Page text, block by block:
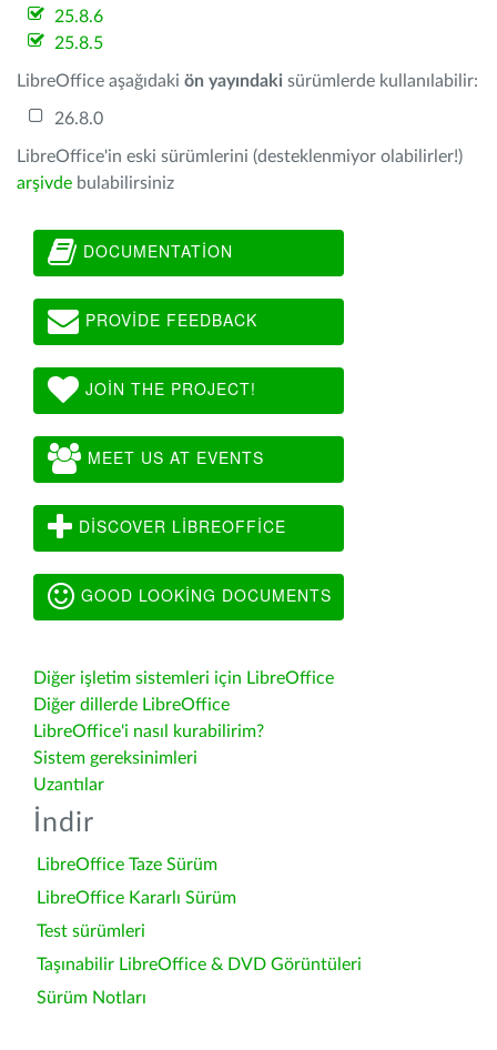
25.8.6
25.8.5
LibreOffice aşağıdaki ön yayındaki sürümlerde kullanılabilir:
26.8.0
LibreOffice'in eski sürümlerini (desteklenmiyor olabilirler!)
arşivde bulabilirsiniz
DOCUMENTATION
PROVIDE FEEDBACK
JOIN THE PROJECT!
MEET US AT EVENTS
DISCOVER LIBREOFFICE
GOOD LOOKING DOCUMENTS
Diğer işletim sistemleri için LibreOffice
Diğer dillerde LibreOffice
LibreOffice'i nasıl kurabilirim?
Sistem gereksinimleri
Uzantılar
İndir
LibreOffice Taze Sürüm
LibreOffice Kararlı Sürüm
Test sürümleri
Taşınabilir LibreOffice & DVD Görüntüleri
Sürüm Notları